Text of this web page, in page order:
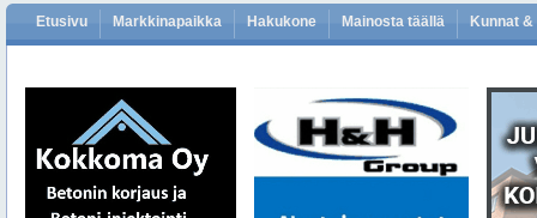
Etusivu Markkinapaikka Hakukone Mainosta täällä Kunnat